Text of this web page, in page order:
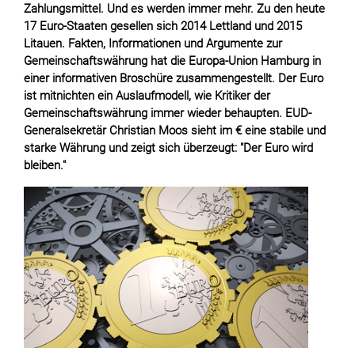
Zahlungsmittel. Und es werden immer mehr. Zu den heute
17 Euro-Staaten gesellen sich 2014 Lettland und 2015
Litauen. Fakten, Informationen und Argumente zur
Gemeinschaftswährung hat die Europa-Union Hamburg in
einer informativen Broschüre zusammengestellt. Der Euro
ist mitnichten ein Auslaufmodell, wie Kritiker der
Gemeinschaftswährung immer wieder behaupten. EUD-
Generalsekretär Christian Moos sieht im € eine stabile und
starke Währung und zeigt sich überzeugt: "Der Euro wird
bleiben."